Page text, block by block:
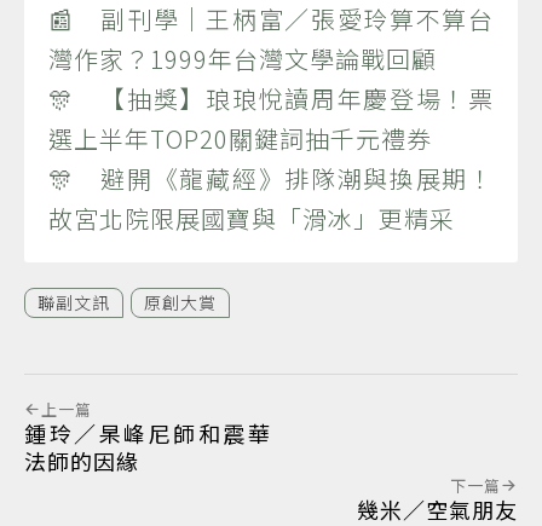
📰 副刊學｜王柄富／張愛玲算不算台
灣作家？1999年台灣文學論戰回顧
🎊 【抽獎】琅琅悅讀周年慶登場！票
選上半年TOP20關鍵詞抽千元禮券
🎊 避開《龍藏經》排隊潮與換展期！
故宮北院限展國寶與「滑冰」更精采
聯副文訊 原創大賞
上一篇
鍾玲／杲峰尼師和震華
法師的因緣
下一篇
幾米／空氣朋友